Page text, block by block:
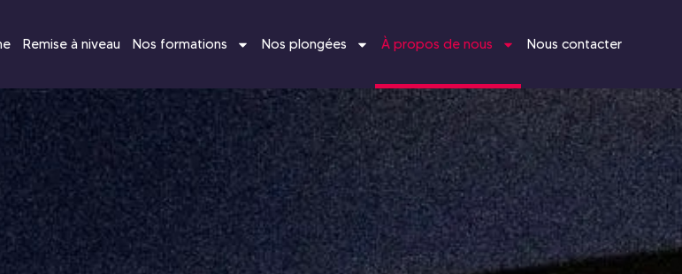
Remise à niveau Nos formations Nos plongées À propos de nous Nous contacter